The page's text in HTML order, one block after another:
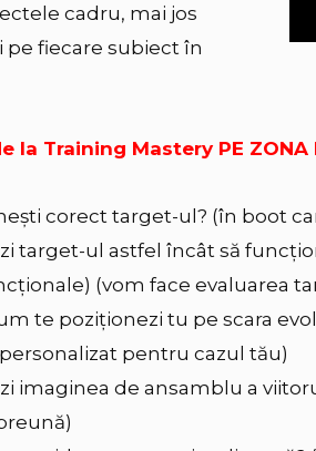
cadru, mai jos
pe fiecare subiect în
la Training Mastery PE ZONA
corect target-ul? (în boot
target-ul astfel încât să
(vom face evaluarea
te poziționezi tu pe scara
pentru cazul tău)
imaginea de ansamblu a